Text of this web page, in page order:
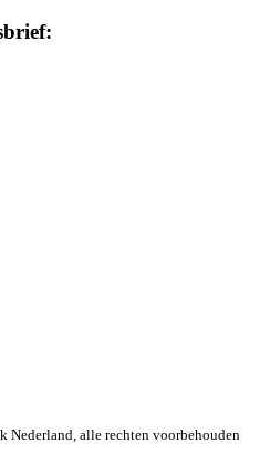
alle rechten voorbehouden